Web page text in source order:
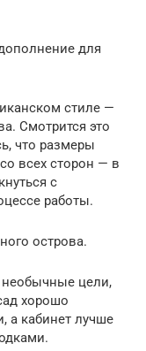
для
стиле —
Смотрится это
что размеры
всех сторон — в
с
работы.
острова.
необычные цели,
хорошо
а кабинет лучше